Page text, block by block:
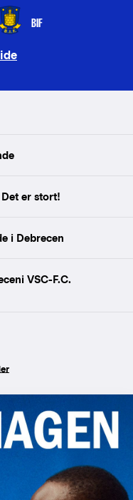
BIF
er stort!
i Debrecen
VSC-F.C.